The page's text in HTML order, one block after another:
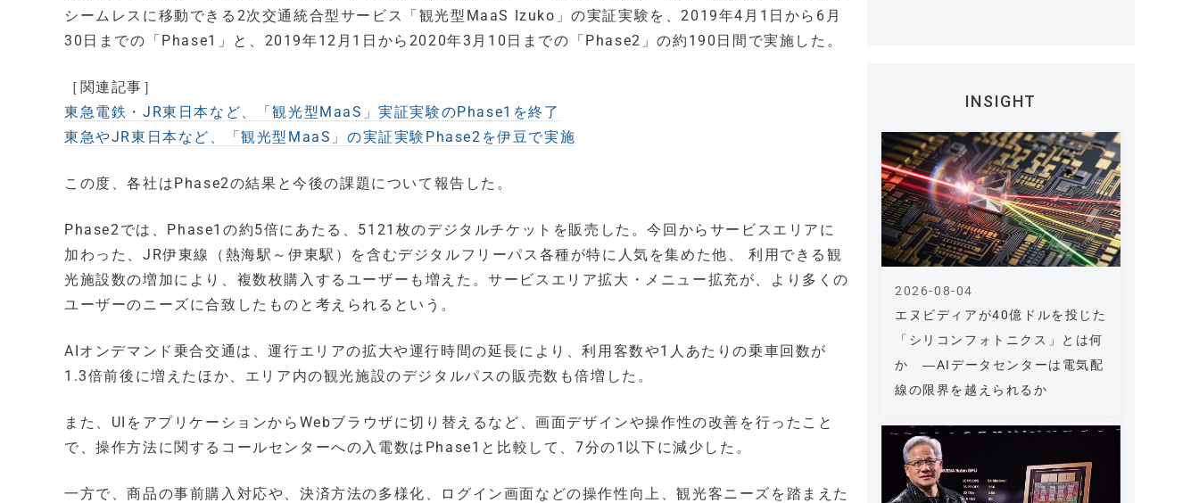
シームレスに移動できる2次交通統合型サービス「観光型MaaS Izuko」の実証実験を、2019年4月1日から6月
30日までの「Phase1」と、2019年12月1日から2020年3月10日までの「Phase2」の約190日間で実施した。
［関連記事］
東急電鉄・JR東日本など、「観光型MaaS」実証実験のPhase1を終了
東急やJR東日本など、「観光型MaaS」の実証実験Phase2を伊豆で実施
この度、各社はPhase2の結果と今後の課題について報告した。
Phase2では、Phase1の約5倍にあたる、5121枚のデジタルチケットを販売した。今回からサービスエリアに
加わった、JR伊東線（熱海駅～伊東駅）を含むデジタルフリーパス各種が特に人気を集めた他、 利用できる観
光施設数の増加により、複数枚購入するユーザーも増えた。サービスエリア拡大・メニュー拡充が、より多くの
ユーザーのニーズに合致したものと考えられるという。
AIオンデマンド乗合交通は、運行エリアの拡大や運行時間の延長により、利用客数や1人あたりの乗車回数が
1.3倍前後に増えたほか、エリア内の観光施設のデジタルパスの販売数も倍増した。
また、UIをアプリケーションからWebブラウザに切り替えるなど、画面デザインや操作性の改善を行ったこと
で、操作方法に関するコールセンターへの入電数はPhase1と比較して、7分の1以下に減少した。
一方で、商品の事前購入対応や、決済方法の多様化、ログイン画面などの操作性向上、観光客ニーズを踏まえた
INSIGHT
エヌビディアが40億ドルを投じた
「シリコンフォトニクス」とは何
か ―AIデータセンターは電気配
線の限界を越えられるか
2026-08-04